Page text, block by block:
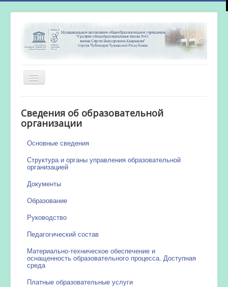
Включить/
выключить
Новости
Сведения об образовательной
организации
Основные сведения
Структура и органы управления образовательной
организацией
Документы
Образование
Руководство
Педагогический состав
Материально-техническое обеспечение и
оснащенность образовательного процесса. Доступная
среда
Платные образовательные услуги